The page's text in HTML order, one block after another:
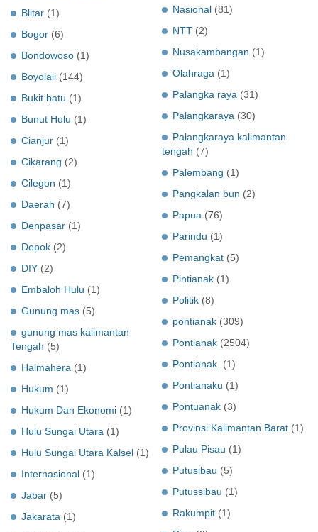
Blitar (1)
Bogor (6)
Bondowoso (1)
Boyolali (144)
Bukit batu (1)
Bunut Hulu (1)
Cianjur (1)
Cikarang (2)
Cilegon (1)
Daerah (7)
Denpasar (1)
Depok (2)
DIY (2)
Embaloh Hulu (1)
Gunung mas (5)
gunung mas kalimantan
Tengah (5)
Halmahera (1)
Hukum (1)
Hukum Dan Ekonomi (1)
Hulu Sungai Utara (1)
Hulu Sungai Utara Kalsel (1)
Internasional (1)
Jabar (5)
Jakarata (1)
Nasional (81)
NTT (2)
Nusakambangan (1)
Olahraga (1)
Palangka raya (31)
Palangkaraya (30)
Palangkaraya kalimantan
tengah (7)
Palembang (1)
Pangkalan bun (2)
Papua (76)
Parindu (1)
Pemangkat (5)
Pintianak (1)
Politik (8)
pontianak (309)
Pontianak (2504)
Pontianak. (1)
Pontianaku (1)
Pontuanak (3)
Provinsi Kalimantan Barat (1)
Pulau Pisau (1)
Putusibau (5)
Putussibau (1)
Rakumpit (1)